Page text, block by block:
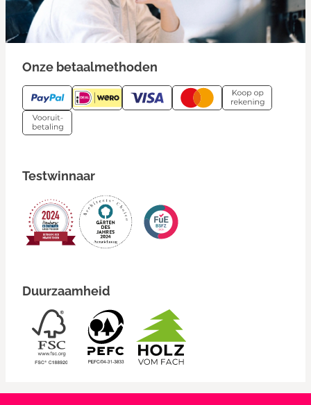
Onze betaalmethoden
Testwinnaar
Duurzaamheid